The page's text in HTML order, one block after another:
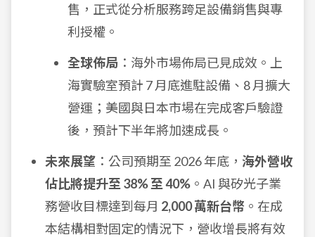
售，正式從分析服務跨足設備銷售與專
利授權。
全球佈局 ：海外市場佈局已見成效。上
海實驗室預計 7 月底進駐設備、8 月擴大
營運；美國與日本市場在完成客戶驗證
後，預計下半年將加速成長。
未來展望 ：公司預期至 2026 年底， 海外營收
佔比將提升至 38% 至 40% 。AI 與矽光子業
務營收目標達到每月 2,000 萬新台幣 。在成
本結構相對固定的情況下，營收增長將有效